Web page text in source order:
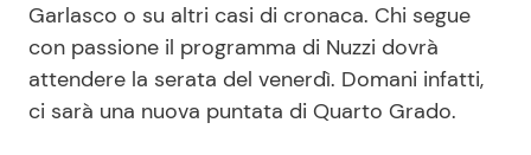
Garlasco o su altri casi di cronaca. Chi segue
con passione il programma di Nuzzi dovrà
attendere la serata del venerdì. Domani infatti,
ci sarà una nuova puntata di Quarto Grado.